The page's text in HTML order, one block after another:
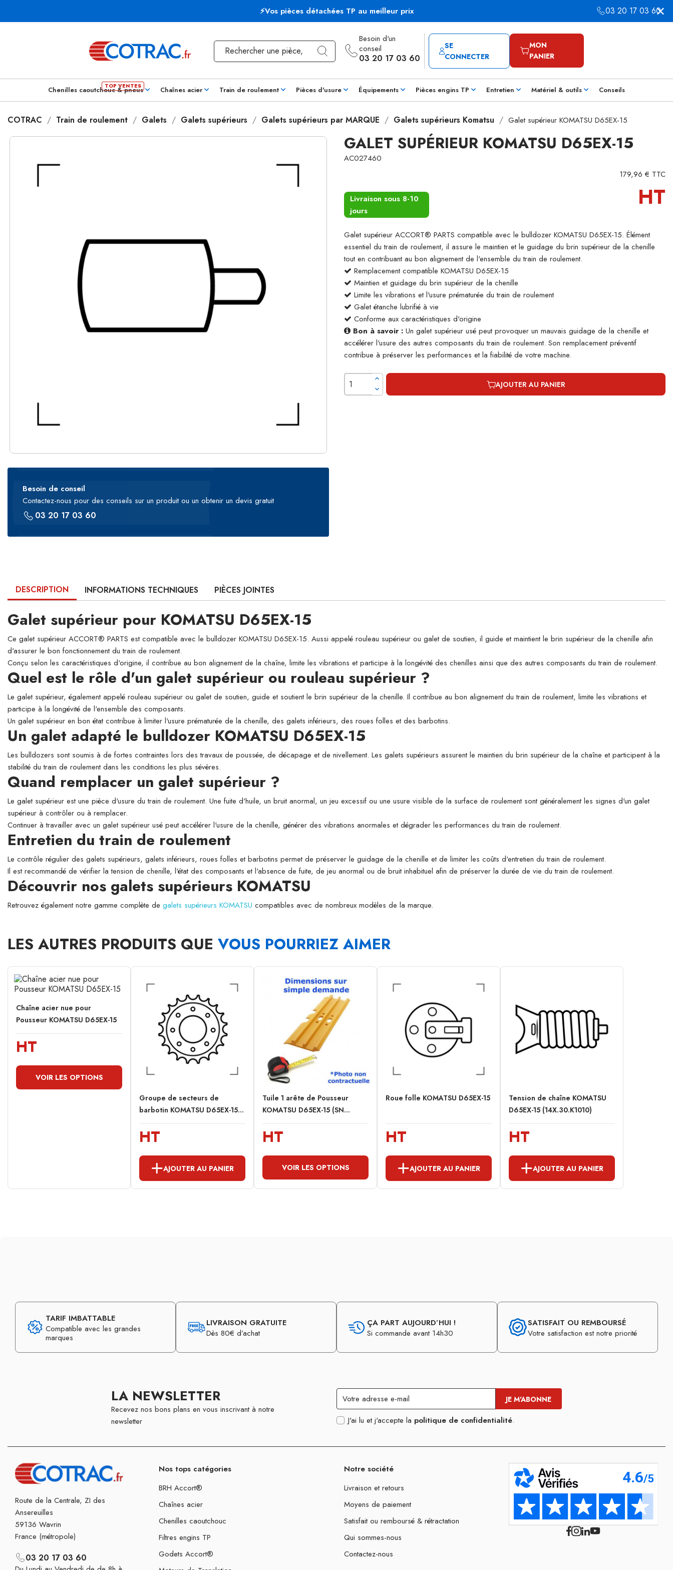
⚡Vos pièces détachées TP au meilleur prix 03 20 17 03 60
Besoin d'un
conseil
03 20 17 03 60
SE
CONNECTER
MON
PANIER
Chenilles caoutchouc & pneus Chaînes acier Train de roulement Pièces d'usure Équipements Pièces engins TP Entretien Matériel & outils Conseils
COTRAC Train de roulement Galets Galets supérieurs Galets supérieurs par MARQUE Galets supérieurs Komatsu Galet supérieur KOMATSU D65EX-15
Besoin de conseil
Contactez-nous pour des conseils sur un produit ou un obtenir un devis gratuit
03 20 17 03 60
GALET SUPÉRIEUR KOMATSU D65EX-15
AC027460
179,96 € TTC
Livraison sous 8-10
jours
HT
Galet supérieur ACCORT® PARTS compatible avec le bulldozer KOMATSU D65EX-15. Élément
essentiel du train de roulement, il assure le maintien et le guidage du brin supérieur de la chenille
tout en contribuant au bon alignement de l'ensemble du train de roulement.
Remplacement compatible KOMATSU D65EX-15
Maintien et guidage du brin supérieur de la chenille
Limite les vibrations et l'usure prématurée du train de roulement
Galet étanche lubrifié à vie
Conforme aux caractéristiques d'origine
Bon à savoir : Un galet supérieur usé peut provoquer un mauvais guidage de la chenille et
accélérer l'usure des autres composants du train de roulement. Son remplacement préventif
contribue à préserver les performances et la fiabilité de votre machine.
AJOUTER AU PANIER
DESCRIPTION INFORMATIONS TECHNIQUES PIÈCES JOINTES
Galet supérieur pour KOMATSU D65EX-15
Ce galet supérieur ACCORT® PARTS est compatible avec le bulldozer KOMATSU D65EX-15. Aussi appelé rouleau supérieur ou galet de soutien, il guide et maintient le brin supérieur de la chenille afin
d'assurer le bon fonctionnement du train de roulement.
Conçu selon les caractéristiques d'origine, il contribue au bon alignement de la chaîne, limite les vibrations et participe à la longévité des chenilles ainsi que des autres composants du train de roulement.
Quel est le rôle d'un galet supérieur ou rouleau supérieur ?
Le galet supérieur, également appelé rouleau supérieur ou galet de soutien, guide et soutient le brin supérieur de la chenille. Il contribue au bon alignement du train de roulement, limite les vibrations et
participe à la longévité de l'ensemble des composants.
Un galet supérieur en bon état contribue à limiter l'usure prématurée de la chenille, des galets inférieurs, des roues folles et des barbotins.
Un galet adapté le bulldozer KOMATSU D65EX-15
Les bulldozers sont soumis à de fortes contraintes lors des travaux de poussée, de décapage et de nivellement. Les galets supérieurs assurent le maintien du brin supérieur de la chaîne et participent à la
stabilité du train de roulement dans les conditions les plus sévères.
Quand remplacer un galet supérieur ?
Le galet supérieur est une pièce d'usure du train de roulement. Une fuite d'huile, un bruit anormal, un jeu excessif ou une usure visible de la surface de roulement sont généralement les signes d'un galet
supérieur à contrôler ou à remplacer.
Continuer à travailler avec un galet supérieur usé peut accélérer l'usure de la chenille, générer des vibrations anormales et dégrader les performances du train de roulement.
Entretien du train de roulement
Le contrôle régulier des galets supérieurs, galets inférieurs, roues folles et barbotins permet de préserver le guidage de la chenille et de limiter les coûts d'entretien du train de roulement.
Il est recommandé de vérifier la tension de chenille, l'état des composants et l'absence de fuite, de jeu anormal ou de bruit inhabituel afin de préserver la durée de vie du train de roulement.
Découvrir nos galets supérieurs KOMATSU
Retrouvez également notre gamme complète de galets supérieurs KOMATSU compatibles avec de nombreux modèles de la marque.
LES AUTRES PRODUITS QUE VOUS POURRIEZ AIMER
Chaîne acier nue pour
Pousseur KOMATSU D65EX-15
HT
VOIR LES OPTIONS
Groupe de secteurs de
barbotin KOMATSU D65EX-15...
HT
AJOUTER AU PANIER
Tuile 1 arête de Pousseur
KOMATSU D65EX-15 (SN...
HT
VOIR LES OPTIONS
Roue folle KOMATSU D65EX-15
HT
AJOUTER AU PANIER
Tension de chaîne KOMATSU
D65EX-15 (14X.30.K1010)
HT
AJOUTER AU PANIER
TARIF IMBATTABLE
Compatible avec les grandes
marques
LIVRAISON GRATUITE
Dès 80€ d’achat
ÇA PART AUJOURD’HUI !
Si commande avant 14h30
SATISFAIT OU REMBOURSÉ
Votre satisfaction est notre priorité
LA NEWSLETTER
Recevez nos bons plans en vous inscrivant à notre
newsletter
J'ai lu et j'accepte la politique de confidentialité.
Route de la Centrale, ZI des
Ansereuilles
59136 Wavrin
France (métropole)
03 20 17 03 60
Nos tops catégories
BRH Accort®
Chaînes acier
Chenilles caoutchouc
Filtres engins TP
Godets Accort®
Notre société
Livraison et retours
Moyens de paiement
Satisfait ou remboursé & rétractation
Qui sommes-nous
Contactez-nous